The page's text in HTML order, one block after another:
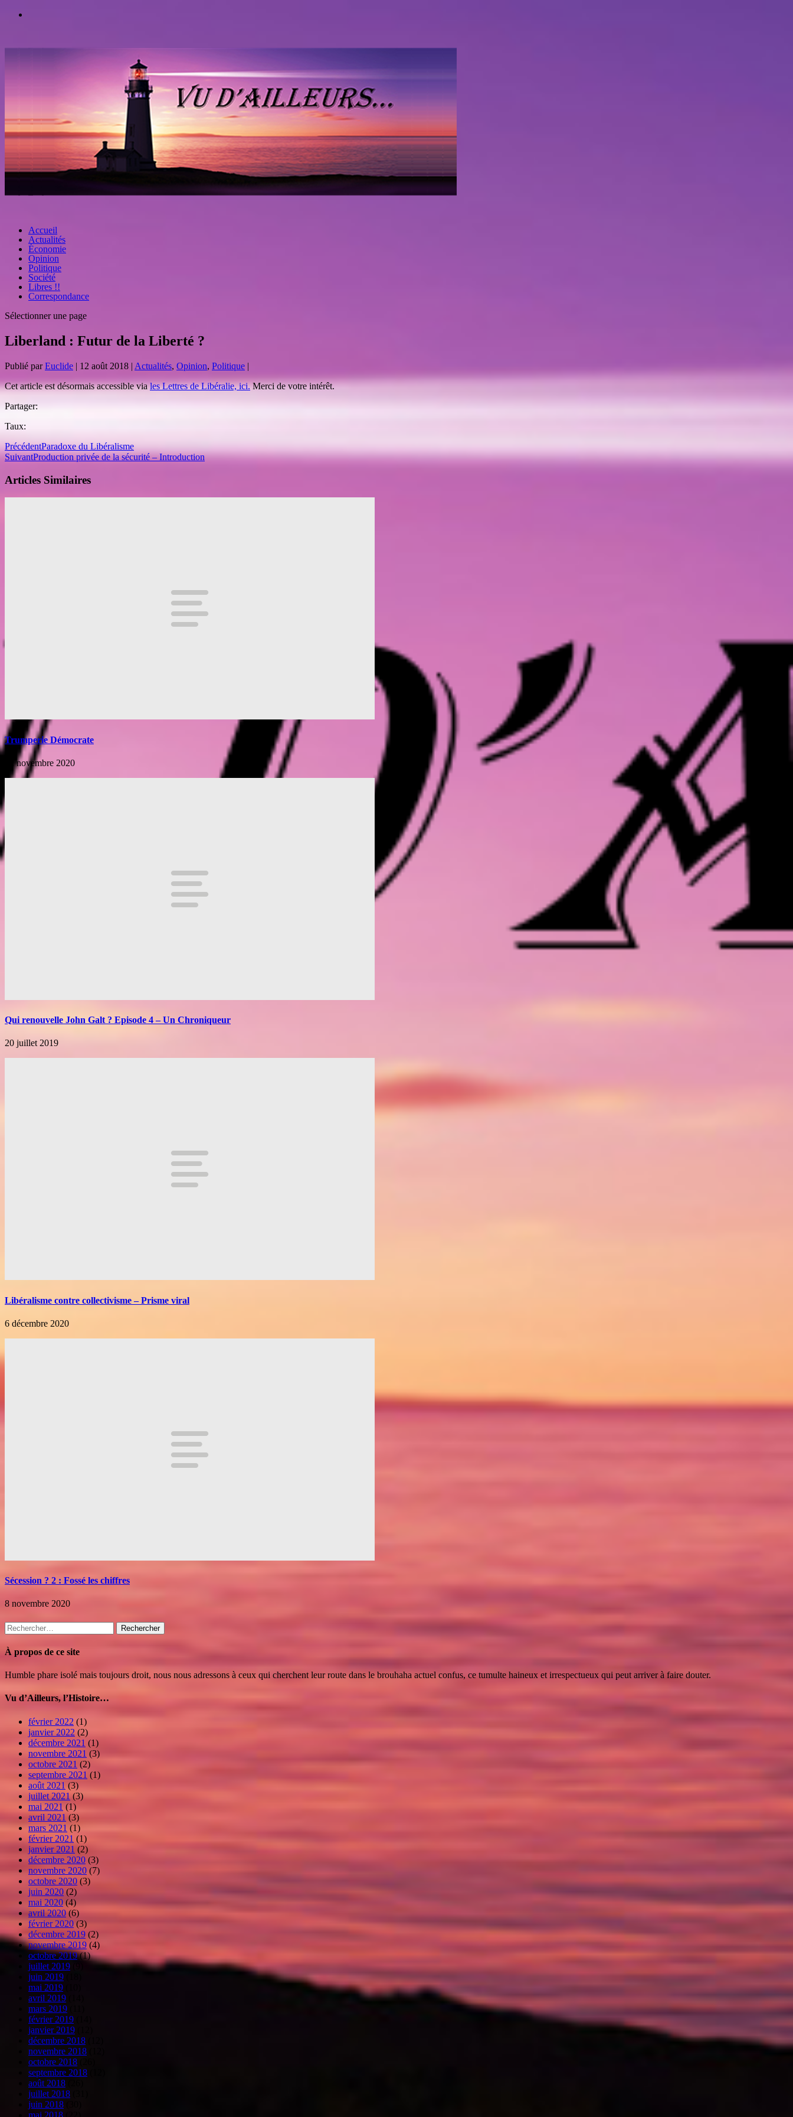
Accueil
Actualités
Économie
Opinion
Politique
Société
Libres !!
Correspondance
Sélectionner une page
Liberland : Futur de la Liberté ?
Publié parEuclide | 12 août 2018 | Actualités, Opinion, Politique |
Cet article est désormais accessible viales Lettres de Libéralie, ici.Merci de votre intérêt.
Partager:
Taux:
PrécédentParadoxe du Libéralisme
SuivantProduction privée de la sécurité – Introduction
Articles Similaires
Trumperie Démocrate
22 novembre 2020
Qui renouvelle John Galt ? Episode 4 – Un Chroniqueur
20 juillet 2019
Libéralisme contre collectivisme – Prisme viral
6 décembre 2020
Sécession ? 2 : Fossé les chiffres
8 novembre 2020
Rechercher :
À propos de ce site
Humble phare isolé mais toujours droit, nous nous adressons à ceux qui cherchent leur route dans le brouhaha actuel confus, ce tumulte haineux et irrespectueux qui peut arriver à faire douter.
Vu d’Ailleurs, l’Histoire…
février 2022 (1)
janvier 2022 (2)
décembre 2021 (1)
novembre 2021 (3)
octobre 2021 (2)
septembre 2021 (1)
août 2021 (3)
juillet 2021(3)
mai 2021 (1)
avril 2021 (3)
mars 2021 (1)
février 2021 (1)
janvier 2021 (2)
décembre 2020 (3)
novembre 2020 (7)
octobre 2020 (3)
juin 2020 (2)
mai 2020 (4)
avril 2020 (6)
février 2020 (3)
décembre 2019 (2)
novembre 2019 (4)
octobre 2019(1)
juillet 2019
juin 2019
mai 2019
avril 2019
mars 2019
février 2019
janvier 2019
décembre 2018
novembre 2018
octobre 2018
septembre 2018
août 2018
juillet 2018
juin 2018
mai 2018